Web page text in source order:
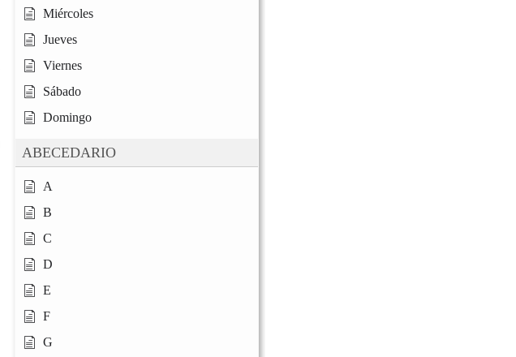
Miércoles
Jueves
Viernes
Sábado
Domingo
ABECEDARIO
A
B
C
D
E
F
G